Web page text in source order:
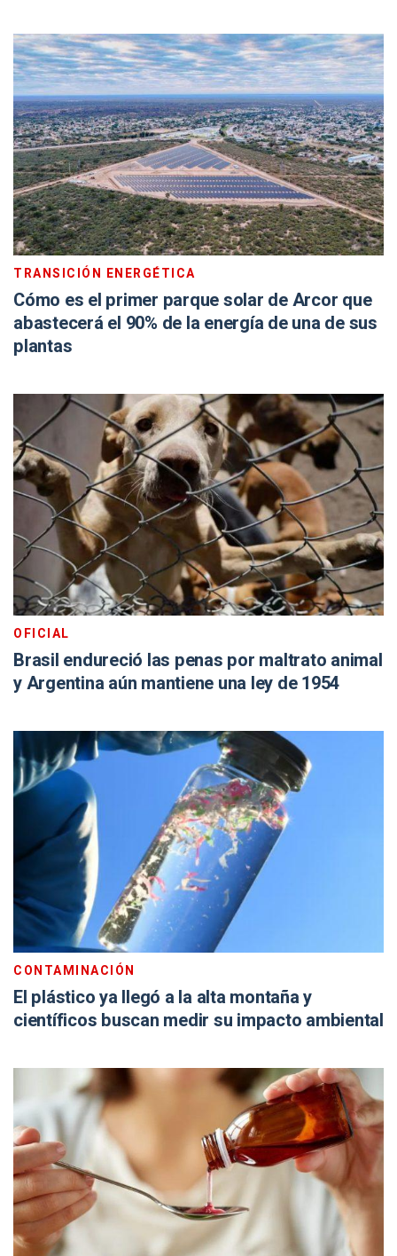
TRANSICIÓN ENERGÉTICA
Cómo es el primer parque solar de Arcor que
abastecerá el 90% de la energía de una de sus
plantas
OFICIAL
Brasil endureció las penas por maltrato animal
y Argentina aún mantiene una ley de 1954
CONTAMINACIÓN
El plástico ya llegó a la alta montaña y
científicos buscan medir su impacto ambiental